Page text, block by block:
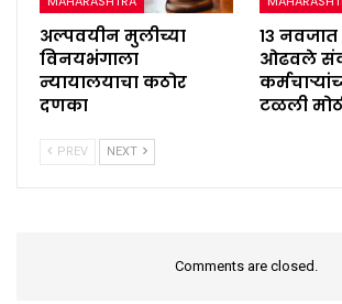
अल्पवयीन मुलीच्या
विनयभंगाला
न्यायालयाचा कठोर
दणका
१३
ओढवले
टळली
PREV NEXT
Comments are closed.